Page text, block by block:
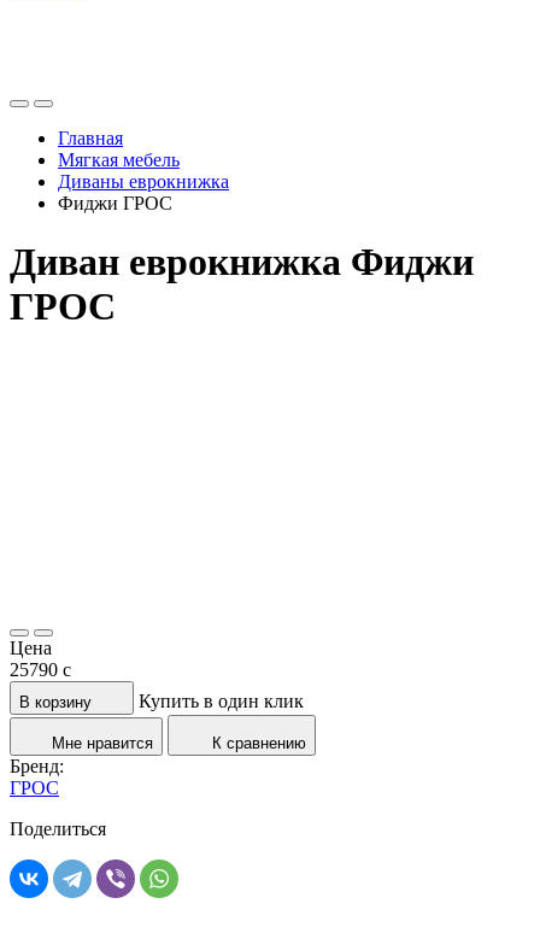
Главная
Мягкая мебель
Диваны еврокнижка
Фиджи ГРОС
Диван еврокнижка Фиджи
ГРОС
Цена
25790 c
В корзину Купить в один клик
Мне нравится К сравнению
Бренд:
ГРОС
Поделиться